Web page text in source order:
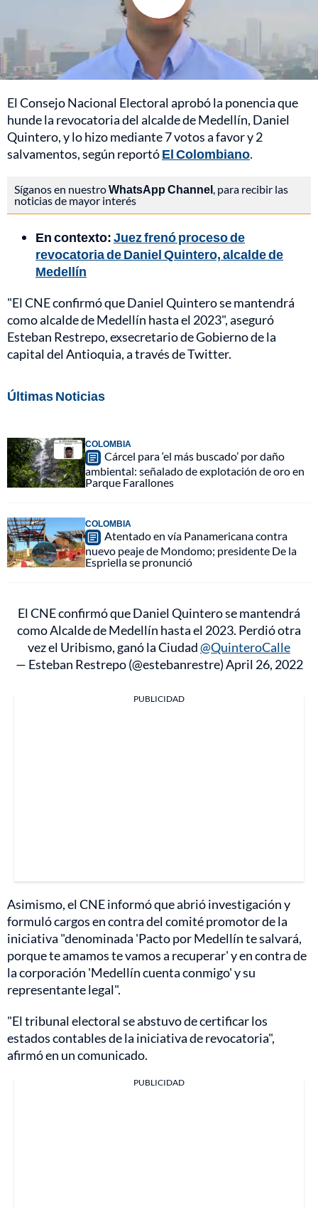
El Consejo Nacional Electoral aprobó la ponencia que
hunde la revocatoria del alcalde de Medellín, Daniel
Quintero, y lo hizo mediante 7 votos a favor y 2
salvamentos, según reportóEl Colombiano.
Síganos en nuestroWhatsApp Channel , para recibir las
noticias de mayor interés
En contexto:Juez frenó proceso de
revocatoria de Daniel Quintero, alcalde de
Medellín
"El CNE confirmó que Daniel Quintero se mantendrá
como alcalde de Medellín hasta el 2023", aseguró
Esteban Restrepo, exsecretario de Gobierno de la
capital del Antioquia, a través de Twitter.
Últimas Noticias
COLOMBIA
Cárcel para ‘el más buscado’ por daño
ambiental: señalado de explotación de oro en
Parque Farallones
COLOMBIA
Atentado en vía Panamericana contra
nuevo peaje de Mondomo; presidente De la
Espriella se pronunció
El CNE confirmó que Daniel Quintero se mantendrá
como Alcalde de Medellín hasta el 2023. Perdió otra
vez el Uribismo, ganó la Ciudad@QuinteroCalle
— Esteban Restrepo (@estebanrestre)April 26, 2022
PUBLICIDAD
Asimismo, el CNE informó que abrió investigación y
formuló cargos en contra del comité promotor de la
iniciativa "denominada 'Pacto por Medellín te salvará,
porque te amamos te vamos a recuperar' y en contra de
la corporación 'Medellín cuenta conmigo' y su
representante legal".
"El tribunal electoral se abstuvo de certificar los
estados contables de la iniciativa de revocatoria",
afirmó en un comunicado.
PUBLICIDAD